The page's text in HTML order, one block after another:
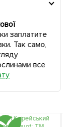
заплатите
Так само,
все